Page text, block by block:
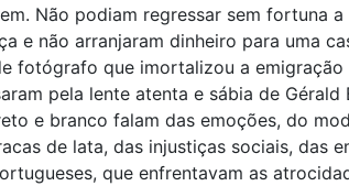
Não podiam regressar sem fortuna
e não arranjaram dinheiro para uma
fotógrafo que imortalizou a emigração
pela lente atenta e sábia de
e branco falam das emoções, do
de lata, das injustiças sociais, das
que enfrentavam as